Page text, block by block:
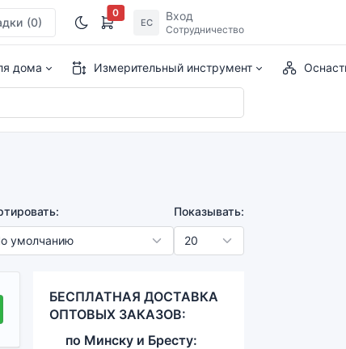
(0)
0
ЕС Вход
Сотрудничество
дома Измерительный инструмент
Показывать:
БЕСПЛАТНАЯ ДОСТАВКА
ОПТОВЫХ ЗАКАЗОВ:
по Минску и Бресту: